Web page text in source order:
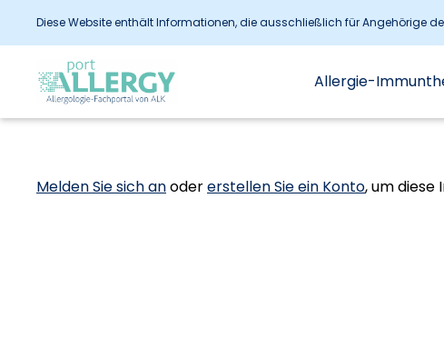
Diese Website enthält Informationen, die ausschließlich für Angehörige
Allergie-
Melden Sie sich anodererstellen Sie ein Konto, um diese